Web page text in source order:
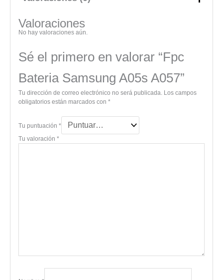
Valoraciones
No hay valoraciones aún.
Sé el primero en valorar “Fpc
Bateria Samsung A05s A057”
Tu dirección de correo electrónico no será publicada. Los campos
obligatorios están marcados con *
Tu puntuación *
Tu valoración *